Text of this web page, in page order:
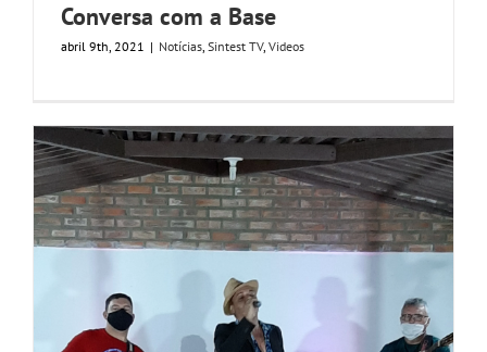
Conversa com a Base
abril 9th, 2021 | Notícias, Sintest TV, Videos